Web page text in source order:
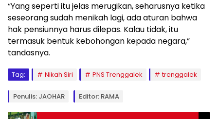
“Yang seperti itu jelas merugikan, seharusnya ketika
seseorang sudah menikah lagi, ada aturan bahwa
hak pensiunnya harus dilepas. Kalau tidak, itu
termasuk bentuk kebohongan kepada negara,”
tandasnya.
Tag: Nikah Siri PNS Trenggalek trenggalek
Penulis: JAOHAR Editor: RAMA